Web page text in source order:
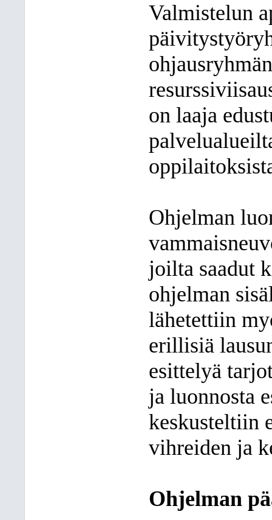
Valmistelun
on laaja
Ohjelman
joilta saadut
ohjelman
lähetettiin
erillisiä
esittelyä
ja luonnosta
keskusteltiin
vihreiden ja
Ohjelman